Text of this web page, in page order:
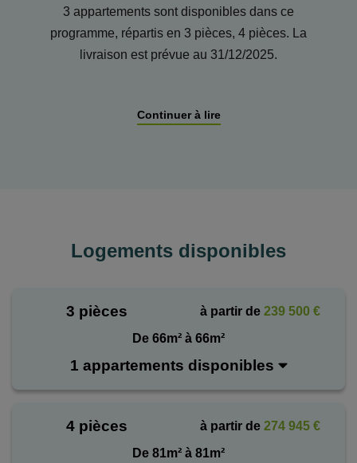
3 appartements sont disponibles dans ce
programme, répartis en 3 pièces, 4 pièces. La
livraison est prévue au 31/12/2025.
vous accompagner tout au long de votre projet
Continuer à lire
Logements disponibles
3 pièces à partir de 239 500 €
De 66m² à 66m²
1 appartements disponibles
4 pièces à partir de 274 945 €
De 81m² à 81m²